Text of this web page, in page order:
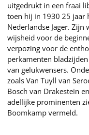
uitgedrukt in een fraai
toen hij in 1930 25 jaar
Nederlandse Jager.
wijsheid voor de
verpozing voor de
perkamenten
van gelukwensers.
zoals Van Tuyll van
Bosch van Drakestein
adellijke prominenten
Boomkamp vermeld.